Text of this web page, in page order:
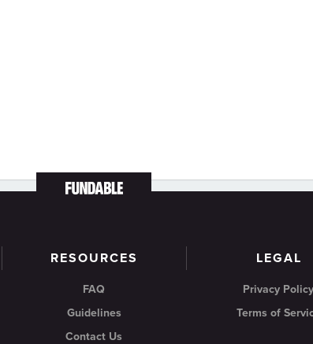
RESOURCES
FAQ
Guidelines
Contact Us
LEGAL
Privacy Policy
Terms of